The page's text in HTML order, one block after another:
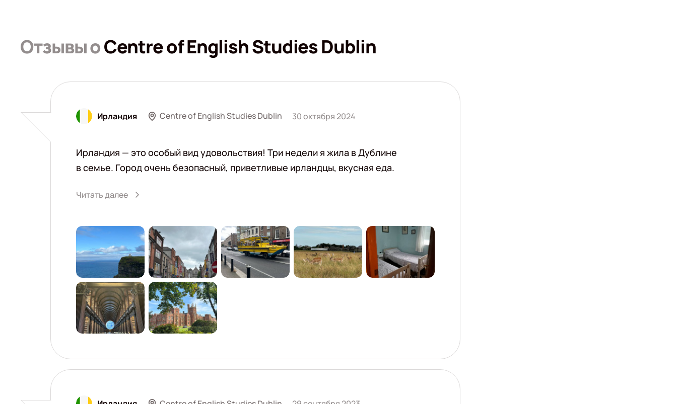
Отзывы оCentre of English Studies Dublin
Ирландия Centre of English Studies Dublin 30 октября 2024
Ирландия — это особый вид удовольствия! Три недели я жила в Дублине
в семье. Город очень безопасный, приветливые ирландцы, вкусная еда.
Читать далее